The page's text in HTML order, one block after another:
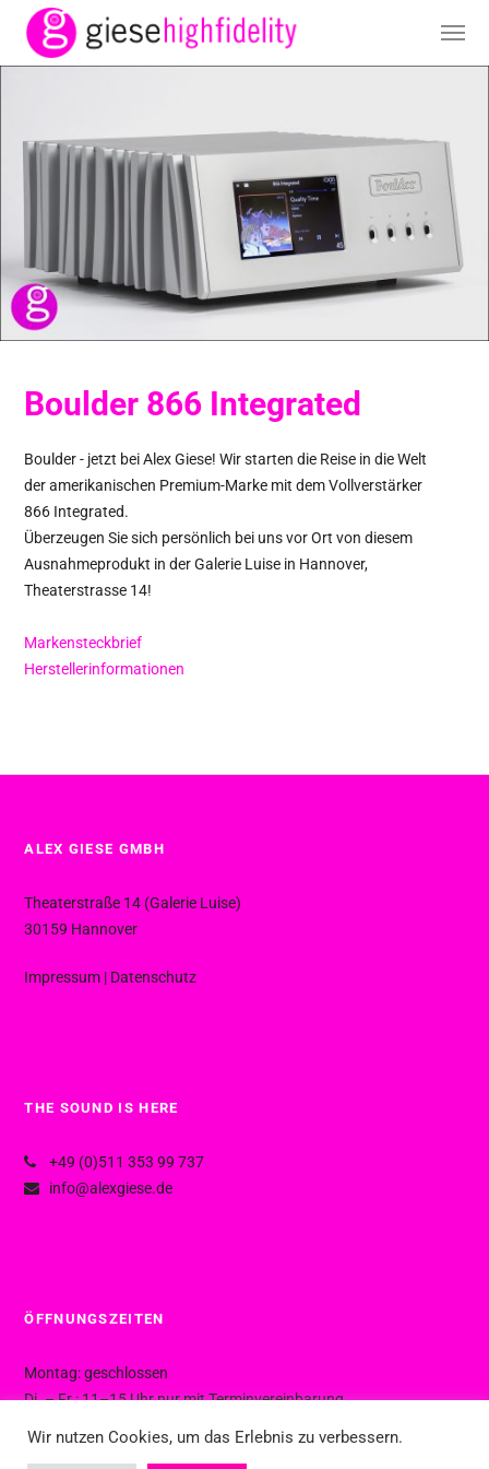
Boulder 866 Integrated
Boulder - jetzt bei Alex Giese! Wir starten die Reise in die Welt
der amerikanischen Premium-Marke mit dem Vollverstärker
866 Integrated.
Überzeugen Sie sich persönlich bei uns vor Ort von diesem
Ausnahmeprodukt in der Galerie Luise in Hannover,
Theaterstrasse 14!
Markensteckbrief
Herstellerinformationen
ALEX GIESE GMBH
Theaterstraße 14 (Galerie Luise)
30159 Hannover
Impressum | Datenschutz
THE SOUND IS HERE
+49 (0)511 353 99 737
info@alexgiese.de
ÖFFNUNGSZEITEN
Montag: geschlossen
Di. – Fr.: 11–15 Uhr nur mit Terminvereinbarung
Wir nutzen Cookies, um das Erlebnis zu verbessern.